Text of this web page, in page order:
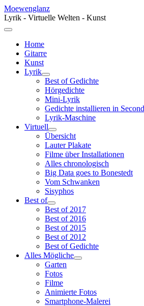
Moewenglanz
Lyrik - Virtuelle Welten - Kunst
Home
Gitarre
Kunst
Lyrik
Best of Gedichte
Hörgedichte
Mini-Lyrik
Gedichte installieren in
Lyrik-Maschine
Virtuell
Übersicht
Lauter Plakate
Filme über Installationen
Alles chronologisch
Big Data goes to Bonestedt
Vom Schwanken
Sisyphos
Best of
Best of 2017
Best of 2016
Best of 2015
Best of 2012
Best of Gedichte
Alles Mögliche
Garten
Fotos
Filme
Animierte Fotos
Smartphone-Malerei